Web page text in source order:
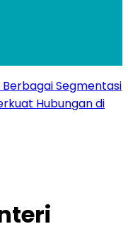
Berbagai Segmentasi
Hubungan di